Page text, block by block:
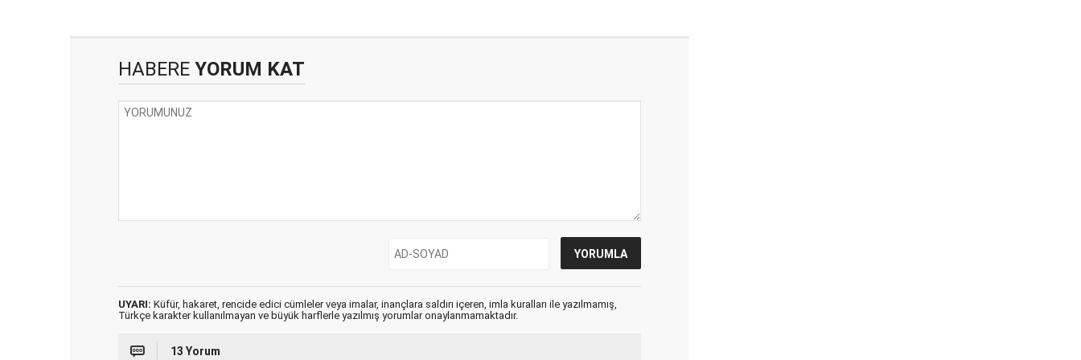
HABERE YORUM KAT
UYARI: Küfür, hakaret, rencide edici cümleler veya imalar, inançlara saldırı içeren, imla kuralları ile yazılmamış,
Türkçe karakter kullanılmayan ve büyük harflerle yazılmış yorumlar onaylanmamaktadır.
13 Yorum